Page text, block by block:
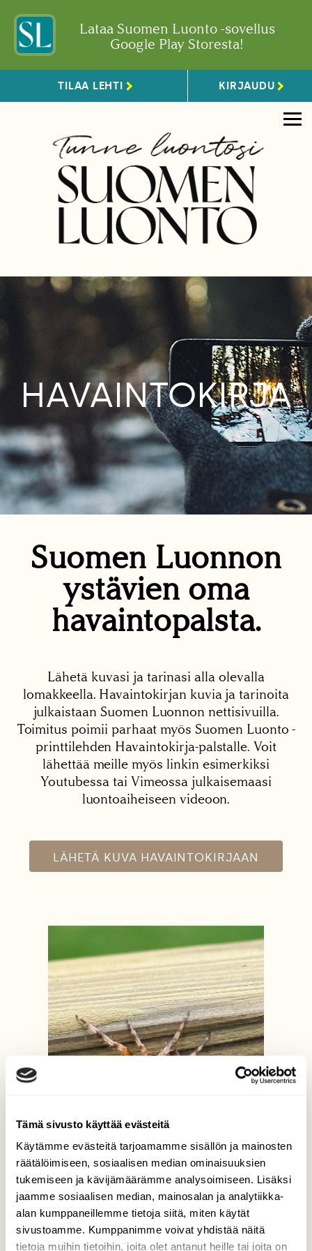
Tämä sivusto käyttää evästeitä
Käytämme evästeitä tarjoamamme sisällön ja mainosten
räätälöimiseen, sosiaalisen median ominaisuuksien
tukemiseen ja kävijämäärämme analysoimiseen. Lisäksi
jaamme sosiaalisen median, mainosalan ja analytiikka-
alan kumppaneillemme tietoja siitä, miten käytät
sivustoamme. Kumppanimme voivat yhdistää näitä
tietoja muihin tietoihin, joita olet antanut heille tai joita on
Lataa Suomen Luonto -sovellus
Google Play Storesta!
TILAA LEHTI KIRJAUDU
HAVAINTOKIRJA
Suomen Luonnon
ystävien oma
havaintopalsta.
Lähetä kuvasi ja tarinasi alla olevalla
lomakkeella. Havaintokirjan kuvia ja tarinoita
julkaistaan Suomen Luonnon nettisivuilla.
Toimitus poimii parhaat myös Suomen Luonto -
printtilehden Havaintokirja-palstalle. Voit
lähettää meille myös linkin esimerkiksi
Youtubessa tai Vimeossa julkaisemaasi
luontoaiheiseen videoon.
LÄHETÄ KUVA HAVAINTOKIRJAAN